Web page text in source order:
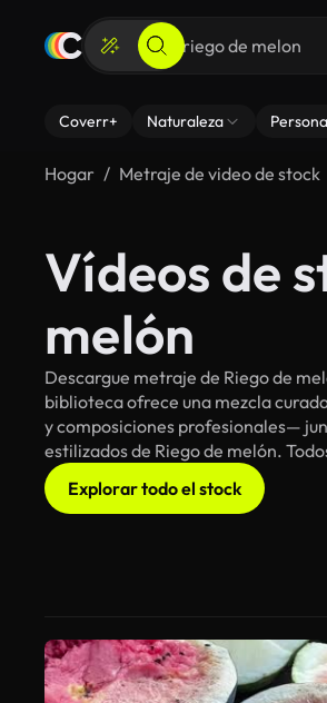
Coverr+ Naturaleza
Hogar Metraje de video de stock
Vídeos de
melón
Descargue metraje de Riego de
biblioteca ofrece una mezcla
y composiciones profesionales—
estilizados de Riego de melón.
Explorar todo el stock